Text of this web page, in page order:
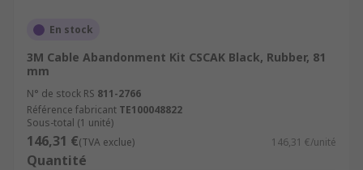
En stock
3M Cable Abandonment Kit CSCAK Black, Rubber, 81
mm
N° de stock RS 811-2766
Référence fabricant TE100048822
Sous-total (1 unité)
146,31 €(TVA exclue) 146,31 €/unité
Quantité